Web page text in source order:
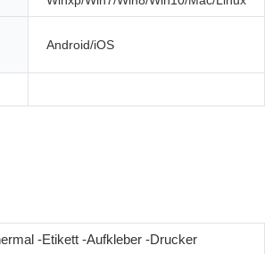
Android/iOS
-Etikett -Aufkleber -Drucker